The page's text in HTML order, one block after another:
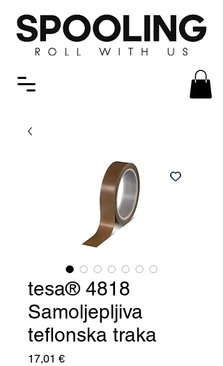
tesa® 4818
Samoljepljiva
teflonska traka
17,01 €Cijena